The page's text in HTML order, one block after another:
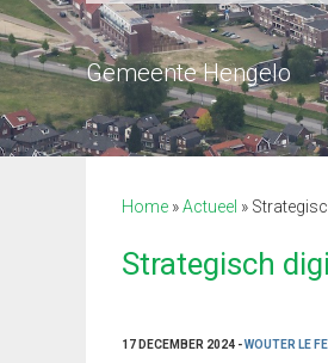
Gemeente Hengelo
Home »Actueel »
Strategisch
17 DECEMBER 2024 -WOUTER LE